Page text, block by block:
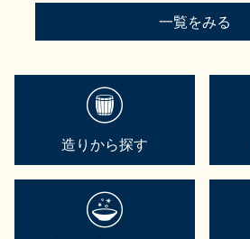
一覧をみる
造りから探す